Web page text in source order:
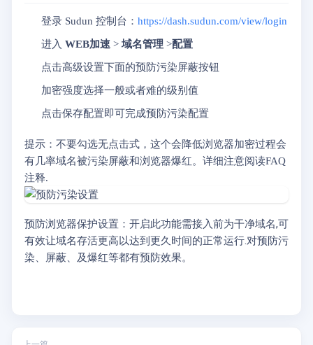
登录 Sudun 控制台： https://dash.sudun.com/view/login
进入 WEB加速 > 域名管理 >配置
点击高级设置下面的预防污染屏蔽按钮
加密强度选择一般或者难的级别值
点击保存配置即可完成预防污染配置
提示：不要勾选无点击式，这个会降低浏览器加密过程会
有几率域名被污染屏蔽和浏览器爆红。详细注意阅读FAQ
注释.
预防浏览器保护设置：开启此功能需接入前为干净域名,可
有效让域名存活更高以达到更久时间的正常运行.对预防污
染、屏蔽、及爆红等都有预防效果。